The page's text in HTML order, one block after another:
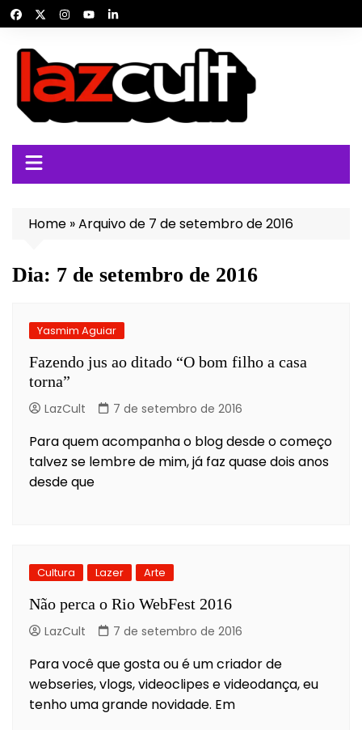
para
conteúdo
Home »Arquivo de 7 de setembro de 2016
Dia: 7 de setembro de 2016
Yasmim Aguiar
Fazendo jus ao ditado “O bom filho a casa
torna”
LazCult 7 de setembro de 2016
Para quem acompanha o blog desde o começo
talvez se lembre de mim, já faz quase dois anos
desde que
Cultura Lazer Arte
Não perca o Rio WebFest 2016
LazCult 7 de setembro de 2016
Para você que gosta ou é um criador de
webseries, vlogs, videoclipes e videodança, eu
tenho uma grande novidade. Em